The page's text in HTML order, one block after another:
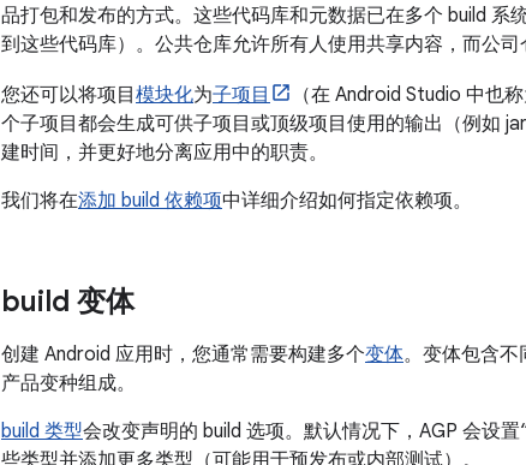
品打包和发布的方式。这些代码库和元数据已在多个 build 系
到这些代码库）。公共仓库允许所有人使用共享内容，而公司
您还可以将项目 模块化为子项目
（在 Android Studio 中也
个子项目都会生成可供子项目或顶级项目使用的输出（例如
建时间，并更好地分离应用中的职责。
我们将在添加 build 依赖项中详细介绍如何指定依赖项。
build 变体
创建 Android 应用时，您通常需要构建多个变体。变体包含不
产品变种组成。
build 类型会改变声明的 build 选项。默认情况下，AGP 会设
些类型并添加更多类型（可能用于预发布或内部测试）。